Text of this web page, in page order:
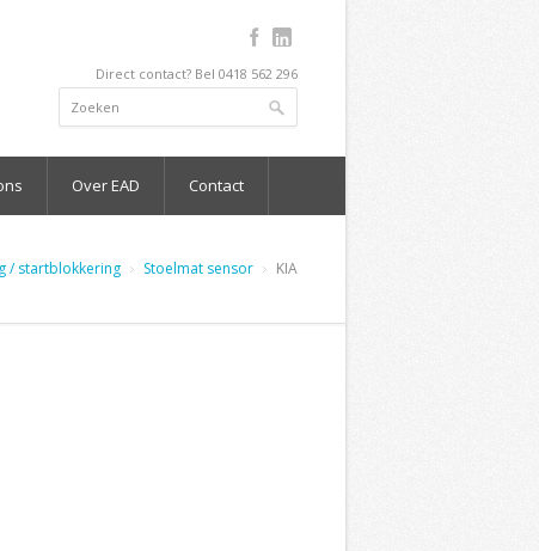
Direct contact? Bel 0418 562 296
Over EAD Contact
/ startblokkering Stoelmat sensor KIA